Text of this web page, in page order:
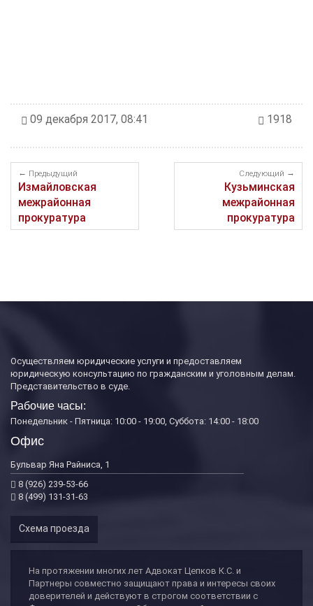
09 декабря 2017, 08:41 1918
Предыдущий
Измайловская
межрайонная
прокуратура
Следующий
Кузьминская
межрайонная
прокуратура
Осуществляем юридические услуги и предоставляем
юридическую консультацию по гражданским и уголовным делам.
Представительство в суде.
Рабочие часы:
Понедельник - Пятница: 10:00 - 19:00, Суббота: 14:00 - 18:00
Офис
Бульвар Яна Райниса, 1
8 (926) 239-53-66
8 (499) 131-31-63
Схема проезда
На протяжении многих лет Адвокат Цепков К.С. и
Партнеры совместно защищают права и интересы своих
доверителей и действуют в строгом соответствии с